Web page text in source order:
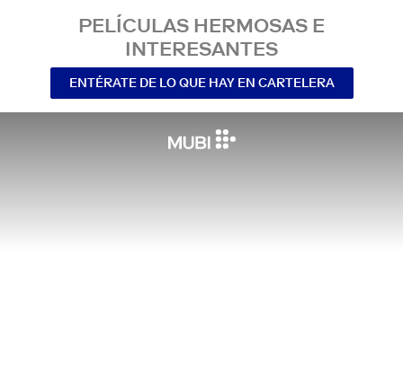
PELÍCULAS HERMOSAS E
INTERESANTES
ENTÉRATE DE LO QUE HAY EN CARTELERA